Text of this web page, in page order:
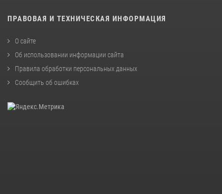
ПРАВОВАЯ И ТЕХНИЧЕСКАЯ ИНФОРМАЦИЯ
О сайте
Об использовании информации сайта
Правила обработки персональных данных
Сообщить об ошибках